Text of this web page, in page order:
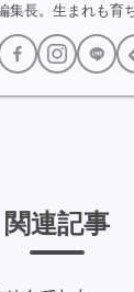
集長。生まれも育
関連記事